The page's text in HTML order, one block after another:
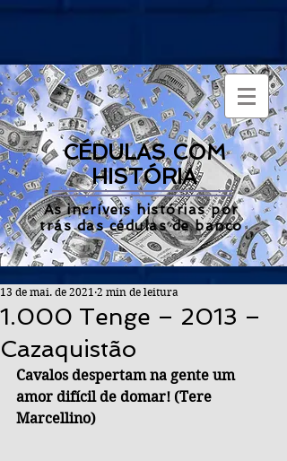
CÉDULAS COM
HISTÓRIA
As incríveis histórias por
trás das cédulas de banco
1.000 Tenge – 2013 –
Cazaquistão
13 de mai. de 2021 2 min de leitura
Cavalos despertam na gente um
amor difícil de domar! (Tere
Marcellino)